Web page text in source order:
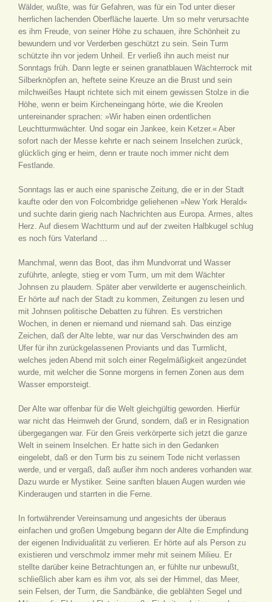
Wälder, wußte, was für Gefahren, was für ein Tod unter dieser
herrlichen lachenden Oberfläche lauerte. Um so mehr verursachte
es ihm Freude, von seiner Höhe zu schauen, ihre Schönheit zu
bewundern und vor Verderben geschützt zu sein. Sein Turm
schützte ihn vor jedem Unheil. Er verließ ihn auch meist nur
Sonntags früh. Dann legte er seinen granatblauen Wächterrock mit
Silberknöpfen an, heftete seine Kreuze an die Brust und sein
milchweißes Haupt richtete sich mit einem gewissen Stolze in die
Höhe, wenn er beim Kircheneingang hörte, wie die Kreolen
untereinander sprachen: »Wir haben einen ordentlichen
Leuchtturmwächter. Und sogar ein Jankee, kein Ketzer.« Aber
sofort nach der Messe kehrte er nach seinem Inselchen zurück,
glücklich ging er heim, denn er traute noch immer nicht dem
Festlande.
Sonntags las er auch eine spanische Zeitung, die er in der Stadt
kaufte oder den von Folcombridge geliehenen »New York Herald«
und suchte darin gierig nach Nachrichten aus Europa. Armes, altes
Herz. Auf diesem Wachtturm und auf der zweiten Halbkugel schlug
es noch fürs Vaterland …
Manchmal, wenn das Boot, das ihm Mundvorrat und Wasser
zuführte, anlegte, stieg er vom Turm, um mit dem Wächter
Johnsen zu plaudern. Später aber verwilderte er augenscheinlich.
Er hörte auf nach der Stadt zu kommen, Zeitungen zu lesen und
mit Johnsen politische Debatten zu führen. Es verstrichen
Wochen, in denen er niemand und niemand sah. Das einzige
Zeichen, daß der Alte lebte, war nur das Verschwinden des am
Ufer für ihn zurückgelassenen Proviants und das Turmlicht,
welches jeden Abend mit solch einer Regelmäßigkeit angezündet
wurde, mit welcher die Sonne morgens in fernen Zonen aus dem
Wasser emporsteigt.
Der Alte war offenbar für die Welt gleichgültig geworden. Hierfür
war nicht das Heimweh der Grund, sondern, daß er in Resignation
übergegangen war. Für den Greis verkörperte sich jetzt die ganze
Welt in seinem Inselchen. Er hatte sich in den Gedanken
eingelebt, daß er den Turm bis zu seinem Tode nicht verlassen
werde, und er vergaß, daß außer ihm noch anderes vorhanden war.
Dazu wurde er Mystiker. Seine sanften blauen Augen wurden wie
Kinderaugen und starrten in die Ferne.
In fortwährender Vereinsamung und angesichts der überaus
einfachen und großen Umgebung begann der Alte die Empfindung
der eigenen Individualität zu verlieren. Er hörte auf als Person zu
existieren und verschmolz immer mehr mit seinem Milieu. Er
stellte darüber keine Betrachtungen an, er fühlte nur unbewußt,
schließlich aber kam es ihm vor, als sei der Himmel, das Meer,
sein Felsen, der Turm, die Sandbänke, die geblähten Segel und